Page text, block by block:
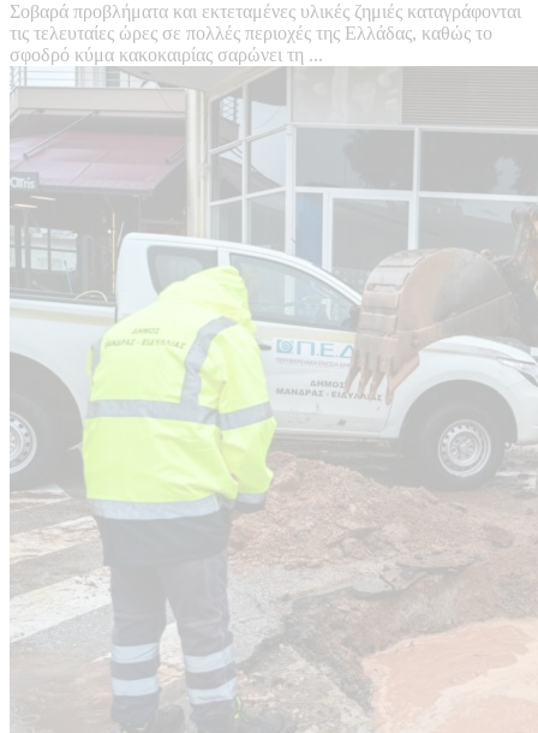
Σοβαρά προβλήματα και εκτεταμένες υλικές ζημιές καταγράφονται
τις τελευταίες ώρες σε πολλές περιοχές της Ελλάδας, καθώς το
σφοδρό κύμα κακοκαιρίας σαρώνει τη ...